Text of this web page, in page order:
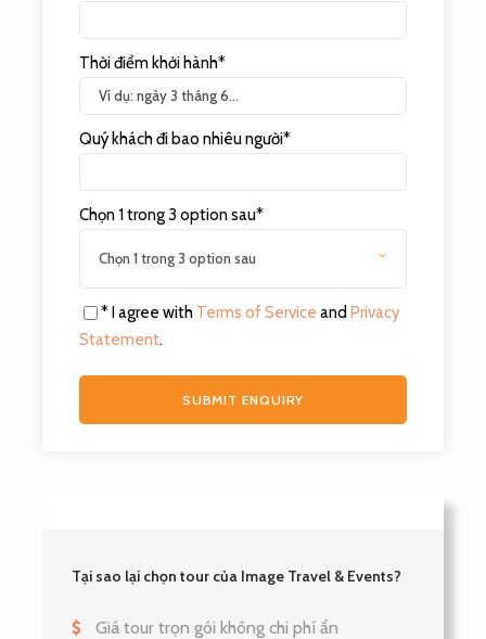
Thời điểm khởi hành*
Quý khách đi bao nhiêu người*
Chọn 1 trong 3 option sau*
* I agree with Terms of Service and Privacy
Statement.
Tại sao lại chọn tour của Image Travel & Events?
Giá tour trọn gói không chi phí ẩn
Ăn trưa tại SEOUL
Đoàn tiếp tục tham quan:
Quảng trường Gwanghwamun
quyền Seoul quy hoạch nơi này thành điểm nhấn
chính cho thành phố, giống như đại lộ Champ-